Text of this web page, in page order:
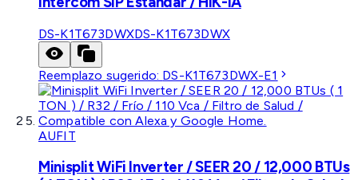
DS-K1T673DWXDS-K1T673DWX
Reemplazo sugerido: DS-K1T673DWX-E1
AUFIT
Minisplit WiFi Inverter / SEER 20 / 12,000 BTUs